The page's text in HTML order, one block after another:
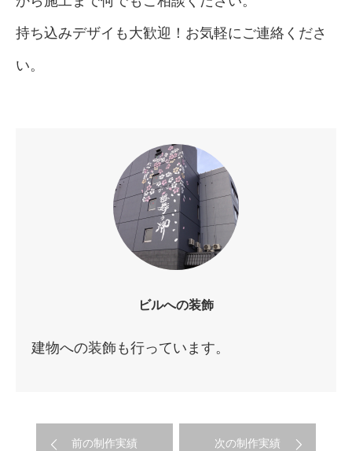
持ち込みデザイも大歓迎！お気軽にご連絡くださ
い。
ビルへの装飾
建物への装飾も行っています。
前の制作実績 次の制作実績